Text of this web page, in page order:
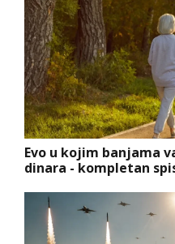
Evo u kojim banjama
dinara - kompletan